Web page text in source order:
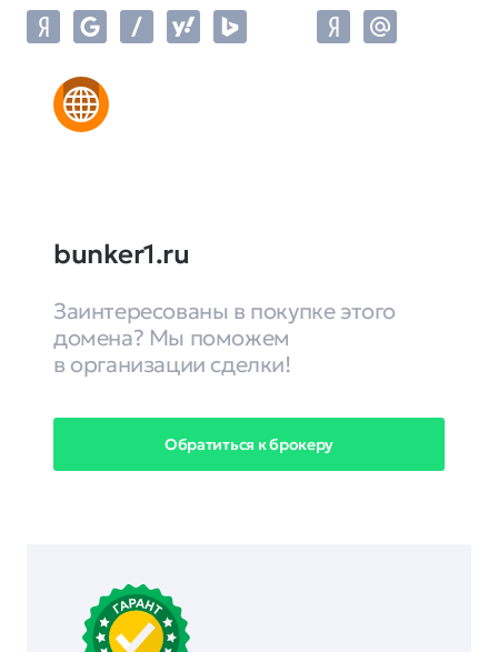
bunker1.ru
Заинтересованы в покупке этого
домена? Мы поможем
в организации сделки!
Обратиться к брокеру